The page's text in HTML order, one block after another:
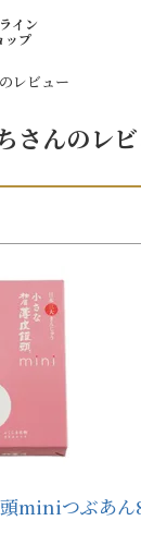
イン
ップ
レビュー
さんのレ
miniつぶあん